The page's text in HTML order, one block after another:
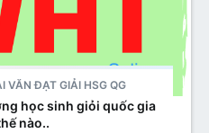
VĂN ĐẠT GIẢI HSG QG
học sinh giỏi quốc gia
nào..